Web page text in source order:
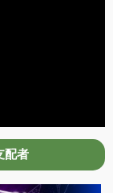
配者